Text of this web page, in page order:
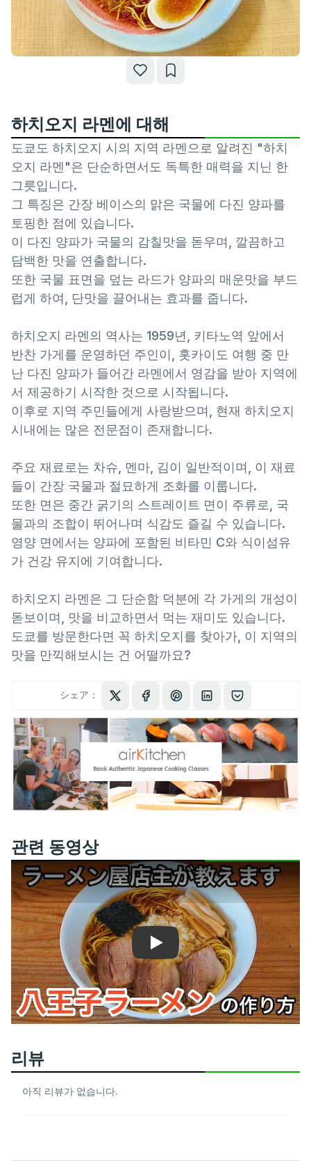
하치오지 라멘에 대해
도쿄도 하치오지 시의 지역 라멘으로 알려진 "하치
오지 라멘"은 단순하면서도 독특한 매력을 지닌 한
그릇입니다.
그 특징은 간장 베이스의 맑은 국물에 다진 양파를
토핑한 점에 있습니다.
이 다진 양파가 국물의 감칠맛을 돋우며, 깔끔하고
담백한 맛을 연출합니다.
또한 국물 표면을 덮는 라드가 양파의 매운맛을 부드
럽게 하여, 단맛을 끌어내는 효과를 줍니다.
하치오지 라멘의 역사는 1959년, 키타노역 앞에서
반찬 가게를 운영하던 주인이, 홋카이도 여행 중 만
난 다진 양파가 들어간 라멘에서 영감을 받아 지역에
서 제공하기 시작한 것으로 시작됩니다.
이후로 지역 주민들에게 사랑받으며, 현재 하치오지
시내에는 많은 전문점이 존재합니다.
주요 재료로는 차슈, 멘마, 김이 일반적이며, 이 재료
들이 간장 국물과 절묘하게 조화를 이룹니다.
또한 면은 중간 굵기의 스트레이트 면이 주류로, 국
물과의 조합이 뛰어나며 식감도 즐길 수 있습니다.
영양 면에서는 양파에 포함된 비타민 C와 식이섬유
가 건강 유지에 기여합니다.
하치오지 라멘은 그 단순함 덕분에 각 가게의 개성이
돋보이며, 맛을 비교하면서 먹는 재미도 있습니다.
도쿄를 방문한다면 꼭 하치오지를 찾아가, 이 지역의
맛을 만끽해보시는 건 어떨까요?
シェア：
관련 동영상
Play
리뷰
아직 리뷰가 없습니다.